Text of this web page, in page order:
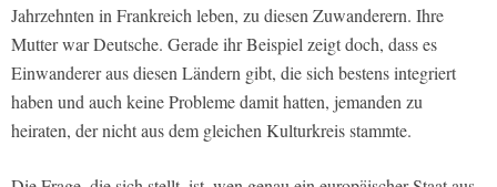
Jahrzehnten in Frankreich leben, zu diesen Zuwanderern. Ihre
Mutter war Deutsche. Gerade ihr Beispiel zeigt doch, dass es
Einwanderer aus diesen Ländern gibt, die sich bestens integriert
haben und auch keine Probleme damit hatten, jemanden zu
heiraten, der nicht aus dem gleichen Kulturkreis stammte.